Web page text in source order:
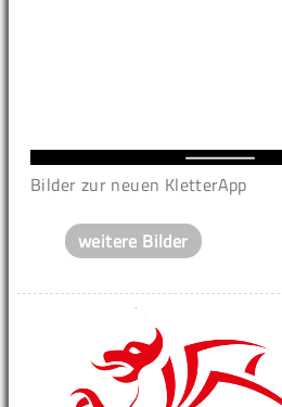
Bilder zur neuen KletterApp
weitere Bilder